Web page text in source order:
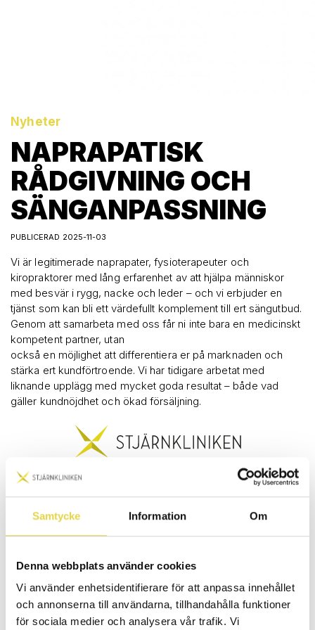
Samtycke Information Om
Denna webbplats använder cookies
Vi använder enhetsidentifierare för att anpassa innehållet
och annonserna till användarna, tillhandahålla funktioner
för sociala medier och analysera vår trafik. Vi
Nyheter
NAPRAPATISK
RÅDGIVNING OCH
SÄNGANPASSNING
PUBLICERAD 2025-11-03
Vi är legitimerade naprapater, fysioterapeuter och
kiropraktorer med lång erfarenhet av att hjälpa människor
med besvär i rygg, nacke och leder – och vi erbjuder en
tjänst som kan bli ett värdefullt komplement till ert sängutbud.
Genom att samarbeta med oss får ni inte bara en medicinskt
kompetent partner, utan
också en möjlighet att differentiera er på marknaden och
stärka ert kundförtroende. Vi har tidigare arbetat med
liknande upplägg med mycket goda resultat – både vad
gäller kundnöjdhet och ökad försäljning.
Så här skapar vi tillsammans ökat värde för era kunder – och
Professionell behovsanalys: Vi genomför individuella
bedömningar av
hjälper dem att hitta rätt madrass och säng utifrån
ergonomi, kroppstyp och eventuella besvär.
Personlig utprovning på plats: Tillsammans med
kunden provar vi ut den säng eller madrass som bäst